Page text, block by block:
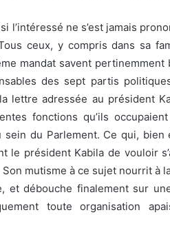
l’intéressé ne s’est jamais
ceux, y compris dans sa
mandat savent
des sept partis
lettre adressée au président
fonctions qu’ils
sein du Parlement. Ce qui,
le président Kabila de vouloir
mutisme à ce sujet nourrit à
et débouche finalement sur
toute organisation